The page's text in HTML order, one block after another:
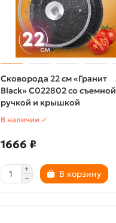
Сковорода 22 см «Гранит
Black» С022802 со съемной
ручкой и крышкой
В наличии ✓
1666 ₽
В корзину